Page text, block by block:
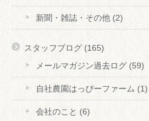
新聞・雑誌・その他 (2)
スタッフブログ (165)
メールマガジン過去ログ (59)
自社農園はっぴーファーム (1)
会社のこと (6)